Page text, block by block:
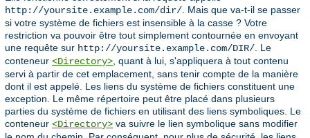
http://yoursite.example.com/dir/. Mais que va-t-il se passer
si votre système de fichiers est insensible à la casse ? Votre
restriction va pouvoir être tout simplement contournée en envoyant
une requête sur http://yoursite.example.com/DIR/. Le
conteneur <Directory>, quant à lui, s'appliquera à tout contenu
servi à partir de cet emplacement, sans tenir compte de la manière
dont il est appelé. Les liens du système de fichiers constituent une
exception. Le même répertoire peut être placé dans plusieurs
parties du système de fichiers en utilisant des liens symboliques. Le
conteneur <Directory> va suivre le lien symbolique sans modifier